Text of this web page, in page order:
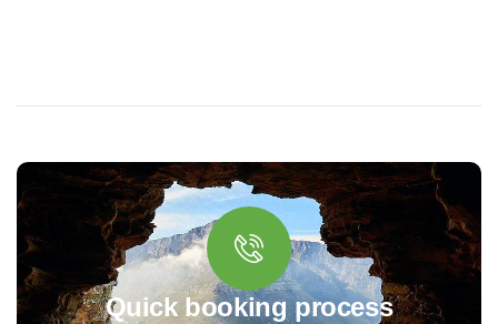
Quick booking process